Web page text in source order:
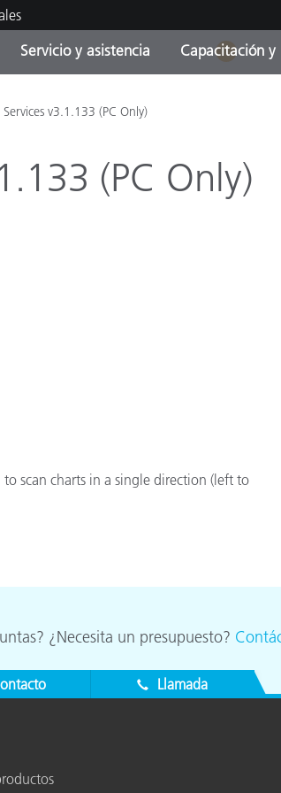
Productos fuera de
Promociones actuales
OEM Display & Printer
Bienes Duraderos
Servicio y asistencia
Contacte con nuestro
Capacitación y
Consultas y auditorías
1
v3.1.133 (PC Only)
(PC Only)
scan charts in a single direction (left to
¿Necesita un presupuesto?
Llamada